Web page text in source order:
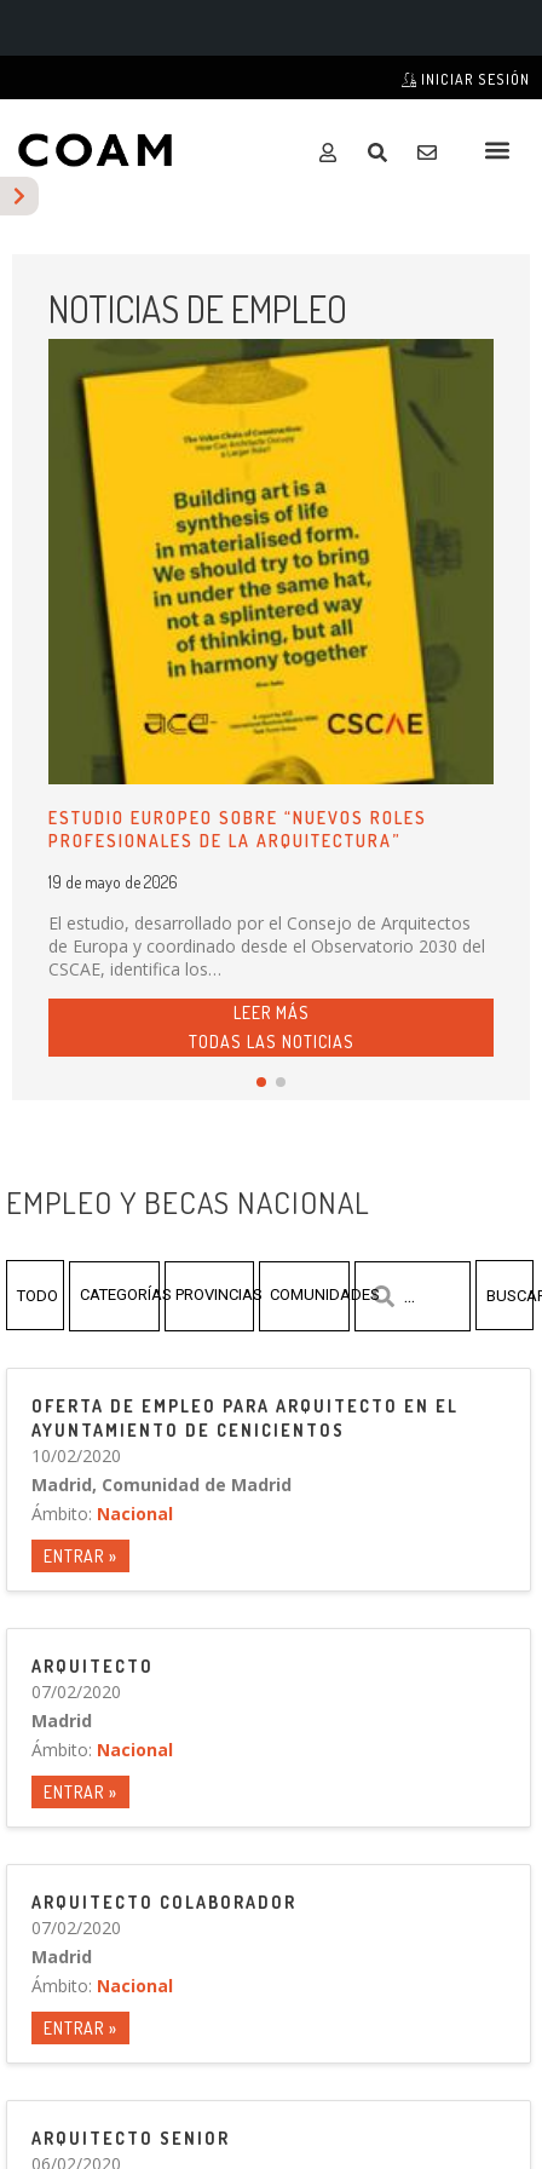
INICIAR SESIÓN
NOTICIAS DE EMPLEO
ESTUDIO EUROPEO SOBRE “NUEVOS ROLES
PROFESIONALES DE LA ARQUITECTURA”
19 de mayo de 2026
El estudio, desarrollado por el Consejo de Arquitectos
de Europa y coordinado desde el Observatorio 2030 del
CSCAE, identifica los…
LEER MÁS
TODAS LAS NOTICIAS
EMPLEO Y BECAS NACIONAL
TODO CATEGORÍAS PROVINCIAS COMUNIDADES
OFERTA DE EMPLEO PARA ARQUITECTO EN EL
AYUNTAMIENTO DE CENICIENTOS
10/02/2020
Madrid, Comunidad de Madrid
Ámbito: Nacional
ENTRAR »
ARQUITECTO
07/02/2020
Madrid
Ámbito: Nacional
ENTRAR »
ARQUITECTO COLABORADOR
07/02/2020
Madrid
Ámbito: Nacional
ENTRAR »
ARQUITECTO SENIOR
06/02/2020